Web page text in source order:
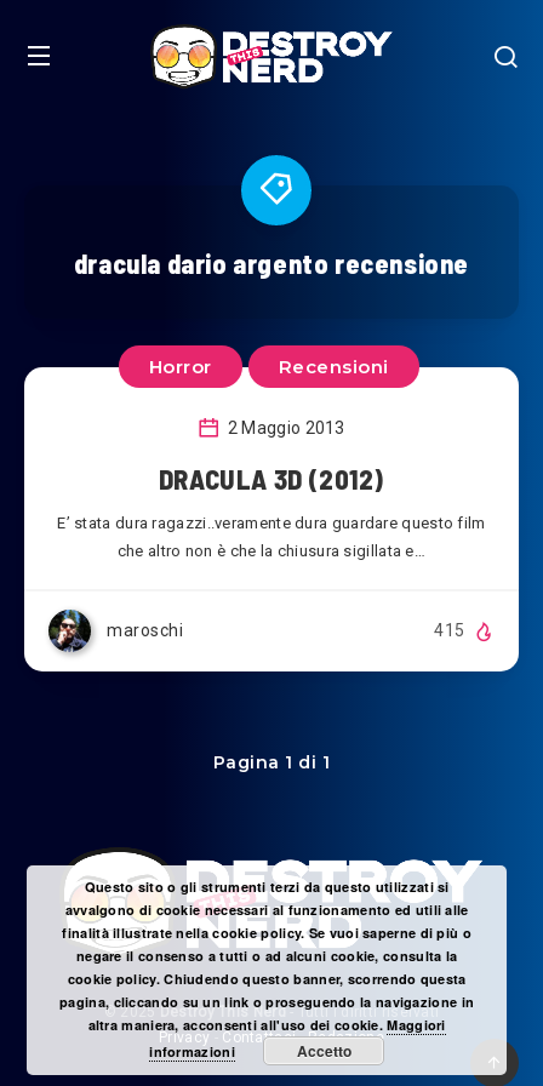
dracula dario argento recensione
Horror Recensioni
2 Maggio 2013
DRACULA 3D (2012)
E’ stata dura ragazzi..veramente dura guardare questo film
che altro non è che la chiusura sigillata e…
maroschi 415
Pagina 1 di 1
© 2025 Destroy This Nerd- Tutti i diritti riservati
Privacy
Contattaci-Redazione
Questo sito o gli strumenti terzi da questo utilizzati si
avvalgono di cookie necessari al funzionamento ed utili alle
finalità illustrate nella cookie policy. Se vuoi saperne di più o
negare il consenso a tutti o ad alcuni cookie, consulta la
cookie policy. Chiudendo questo banner, scorrendo questa
pagina, cliccando su un link o proseguendo la navigazione in
altra maniera, acconsenti all'uso dei cookie.Maggiori
informazioni
Accetto